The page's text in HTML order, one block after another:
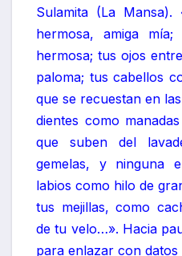
Sulamita (La
hermosa, amiga
hermosa; tus ojos
paloma; tus cabellos
que se recuestan en
dientes como
que suben del
gemelas, y ninguna
labios como hilo de
tus mejillas, como
de tu velo…». Hacia
para enlazar con datos